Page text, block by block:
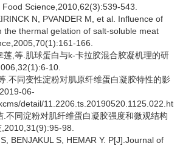
Science,2010,62(3):539-543.
N, PVANDER M, et al. Influence of
the thermal gelation of salt-soluble meat
166.
莲,等.肌球蛋白与k-卡拉胶混合胶凝机理的研
10.
.不同变性淀粉对肌原纤维蛋白凝胶特性的影
06-
detail/
不同淀粉对肌纤维蛋白凝胶强度和微观结构
98.
BENJAKUL S, HEMAR Y. P[J].Journal of